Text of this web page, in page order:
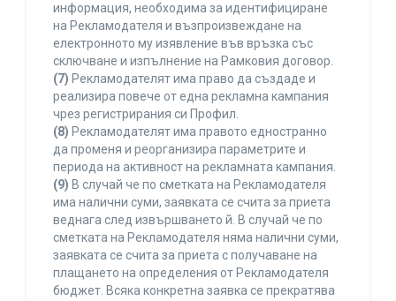
информация, необходима за идентифициране
на Рекламодателя и възпроизвеждане на
електронното му изявление във връзка със
сключване и изпълнение на Рамковия договор.
(7) Рекламодателят има право да създаде и
реализира повече от една рекламна кампания
чрез регистрирания си Профил.
(8) Рекламодателят има правото едностранно
да променя и реорганизира параметрите и
периода на активност на рекламната кампания.
(9) В случай че по сметката на Рекламодателя
има налични суми, заявката се счита за приета
веднага след извършването й. В случай че по
сметката на Рекламодателя няма налични суми,
заявката се счита за приета с получаване на
плащането на определения от Рекламодателя
бюджет. Всяка конкретна заявка се прекратява